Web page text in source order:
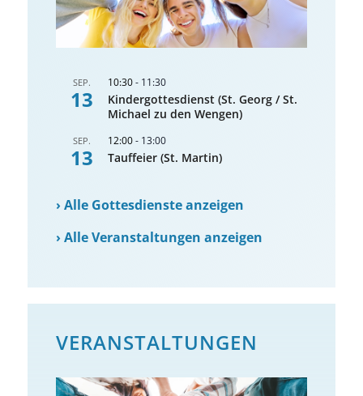
SEP.
13
10:30- 11:30
Kindergottesdienst (St. Georg / St.
Michael zu den Wengen)
SEP.
13
12:00- 13:00
Tauffeier (St. Martin)
›Alle Gottesdienste anzeigen
›Alle Veranstaltungen anzeigen
VERANSTALTUNGEN